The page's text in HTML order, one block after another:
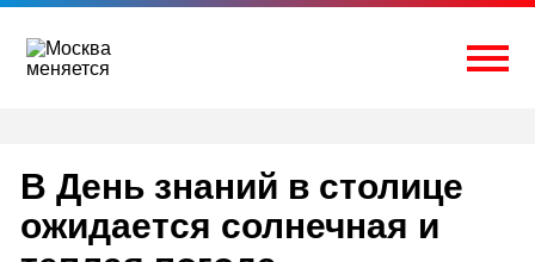
Перейти
содержимому
В День знаний в столице
ожидается солнечная и